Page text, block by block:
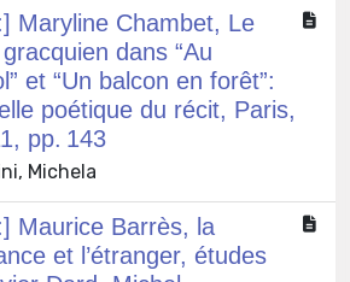
Maryline Chambet, Le
dans “Au
et “Un balcon en forêt”:
poétique du récit, Paris,
pp. 143
Michela
Maurice Barrès, la
et l’étranger, études